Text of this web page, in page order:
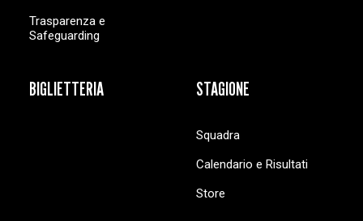
Trasparenza e
Safeguarding
BIGLIETTERIA STAGIONE
Squadra
Calendario e Risultati
Store